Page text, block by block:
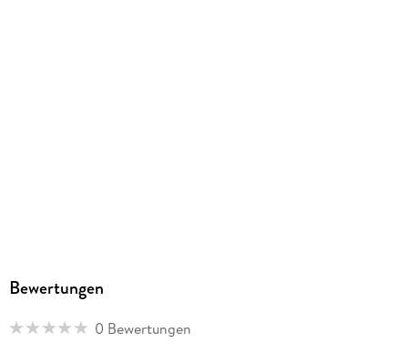
Bewertungen
0 Bewertungen